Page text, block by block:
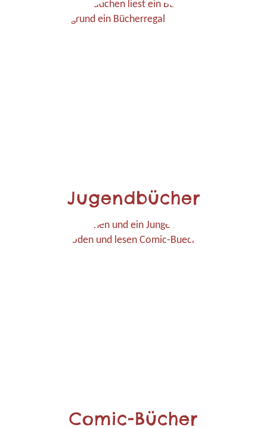
Jugendbücher
Comic-Bücher